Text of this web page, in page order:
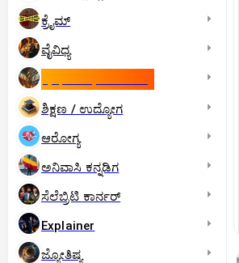
ಕ್ರೈಮ್
ವೈವಿಧ್ಯ
ಶಿಕ್ಷಣ / ಉದ್ಯೋಗ
ಆರೋಗ್ಯ
ಅನಿವಾಸಿ ಕನ್ನಡಿಗ
ಸೆಲೆಬ್ರಿಟಿ ಕಾರ್ನರ್‌
Explainer
ಜ್ಯೋತಿಷ್ಯ